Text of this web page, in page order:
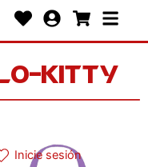
HeartUser-
circlecart
Bars
kitty
Inicie sesión